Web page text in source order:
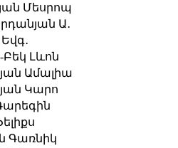
Մեսրոպ
Ա․
Բեկ Լևոն
Ամալիա
Կարո
Գառնիկ